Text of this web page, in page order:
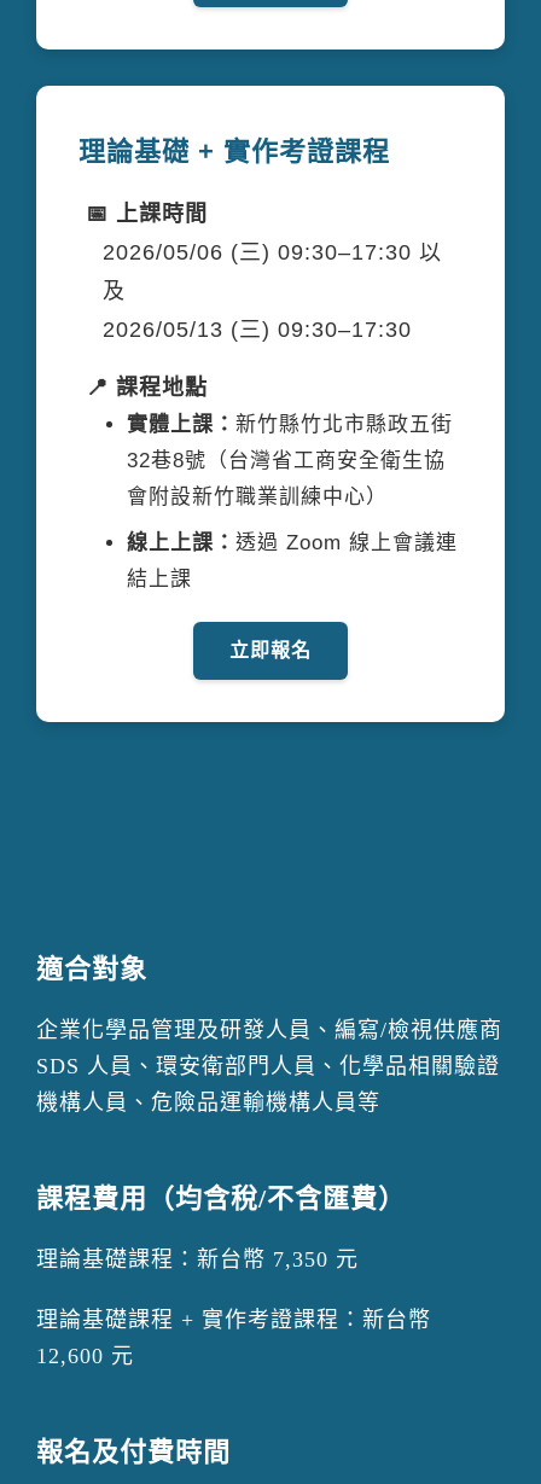
理論基礎 + 實作考證課程
📅 上課時間
2026/05/06 (三) 09:30–17:30 以
及
2026/05/13 (三) 09:30–17:30
📍 課程地點
實體上課： 新竹縣竹北市縣政五街
32巷8號（台灣省工商安全衛生協
會附設新竹職業訓練中心）
線上上課： 透過 Zoom 線上會議連
結上課
立即報名
適合對象
企業化學品管理及研發人員、編寫/檢視供應商
SDS 人員、環安衛部門人員、化學品相關驗證
機構人員、危險品運輸機構人員等
課程費用（均含稅/不含匯費）
理論基礎課程：新台幣 7,350 元
理論基礎課程 + 實作考證課程：新台幣
12,600 元
報名及付費時間